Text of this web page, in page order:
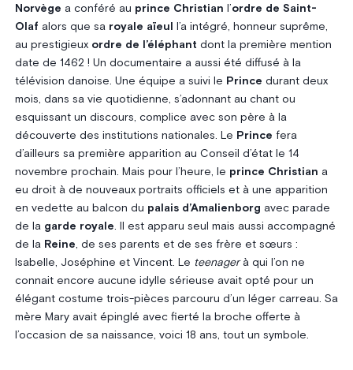
Norvège a conféré au prince Christian l’ordre de Saint-
Olaf alors que sa royale aïeul
l’a intégré, honneur suprême,
au prestigieux ordre de l’éléphant dont la première mention
date de 1462 ! Un documentaire a aussi été diffusé à la
télévision danoise. Une équipe a suivi le Prince durant deux
mois, dans sa vie quotidienne, s’adonnant au chant ou
esquissant un discours, complice avec son père à la
découverte des institutions nationales. Le Prince fera
d’ailleurs sa première apparition au Conseil d’état le 14
novembre prochain. Mais pour l’heure, le prince Christian a
eu droit à de nouveaux portraits officiels et à une apparition
en vedette au balcon du palais d’Amalienborg avec parade
de la garde royale . Il est apparu seul mais aussi accompagné
de la Reine , de ses parents et de ses frère et sœurs :
Isabelle, Joséphine et Vincent. Le teenagerà qui l’on ne
connait encore aucune idylle sérieuse avait opté pour un
élégant costume trois-pièces parcouru d’un léger carreau. Sa
mère Mary avait épinglé avec fierté la broche offerte à
l’occasion de sa naissance, voici 18 ans, tout un symbole.